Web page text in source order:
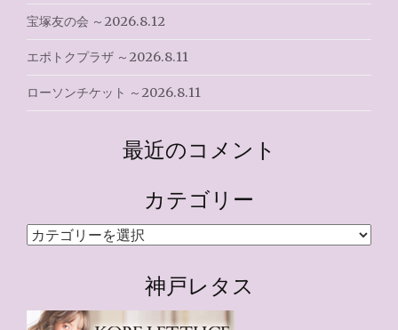
宝塚友の会 ～2026.8.12
エポトクプラザ ～2026.8.11
ローソンチケット ～2026.8.11
最近のコメント
カテゴリー
カ
ー
神戸レタス